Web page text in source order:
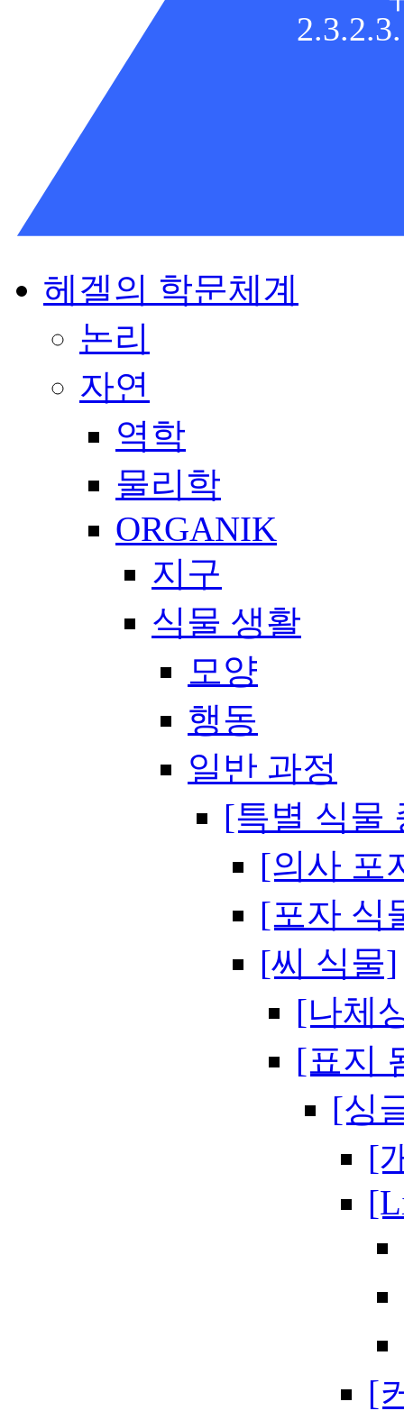
헤겔의 학문체계
논리
자연
역학
물리학
ORGANIK
지구
식물 생활
모양
행동
일반 과정
[특별 식물
[의사 포
[포자 식
[씨 식물]
[나체
[표지
[싱
[
[